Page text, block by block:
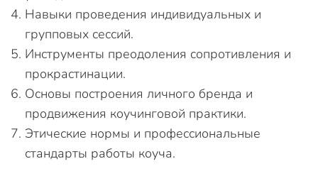
Навыки проведения индивидуальных и
групповых сессий.
Инструменты преодоления сопротивления и
прокрастинации.
Основы построения личного бренда и
продвижения коучинговой практики.
Этические нормы и профессиональные
стандарты работы коуча.